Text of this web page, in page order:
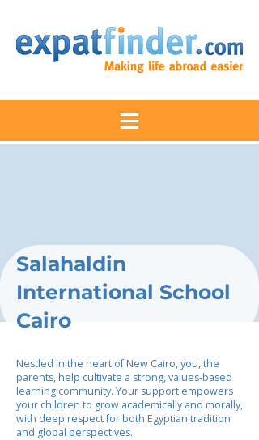
Salahaldin
International School
Cairo
Nestled in the heart of New Cairo, you, the
parents, help cultivate a strong, values-based
learning community. Your support empowers
your children to grow academically and morally,
with deep respect for both Egyptian tradition
and global perspectives.